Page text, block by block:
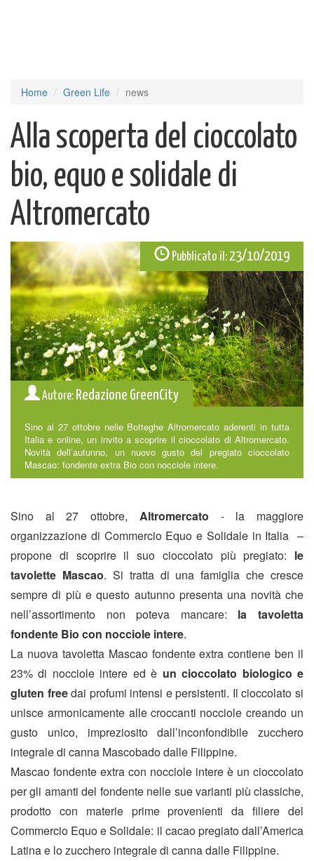
Home Green Life news
Alla scoperta del cioccolato
bio, equo e solidale di
Altromercato
Pubblicato il:23/10/2019
Autore: Redazione GreenCity
Sino al 27 ottobre nelle Botteghe Altromercato aderenti in tutta
Italia e online, un invito a scoprire il cioccolato di Altromercato.
Novità dell’autunno, un nuovo gusto del pregiato cioccolato
Mascao: fondente extra Bio con nocciole intere.
Sino al 27 ottobre, Altromercato - la maggiore
organizzazione di Commercio Equo e Solidale in Italia –
propone di scoprire il suo cioccolato più pregiato: le
tavolette Mascao. Si tratta di una famiglia che cresce
sempre di più e questo autunno presenta una novità che
nell’assortimento non poteva mancare: la tavoletta
fondente Bio con nocciole intere.
La nuova tavoletta Mascao fondente extra contiene ben il
23% di nocciole intere ed è un cioccolato biologico e
gluten freedai profumi intensi e persistenti. Il cioccolato si
unisce armonicamente alle croccanti nocciole creando un
gusto unico, impreziosito dall’inconfondibile zucchero
integrale di canna Mascobado dalle Filippine.
Mascao fondente extra con nocciole intere è un cioccolato
per gli amanti del fondente nelle sue varianti più classiche,
prodotto con materie prime provenienti da filiere del
Commercio Equo e Solidale: il cacao pregiato dall’America
Latina e lo zucchero integrale di canna dalle Filippine.